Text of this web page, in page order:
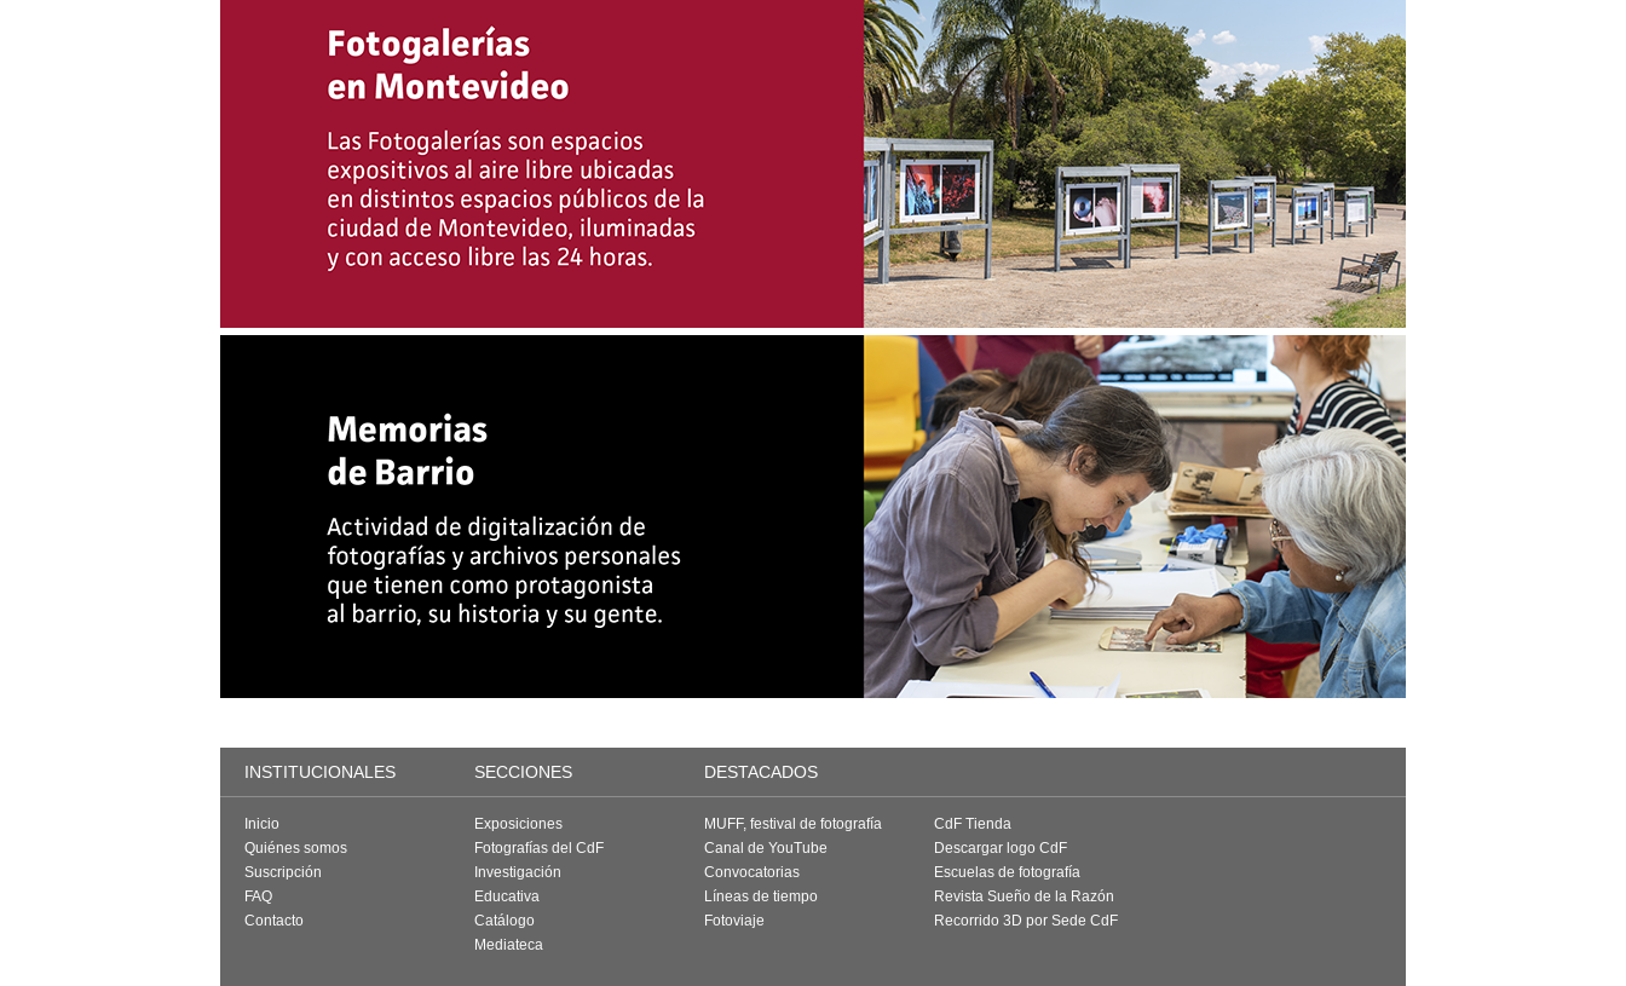
INSTITUCIONALES SECCIONES DESTACADOS
Inicio
Quiénes somos
Suscripción
FAQ
Contacto
Exposiciones
Fotografías del CdF
Investigación
Educativa
Catálogo
Mediateca
MUFF, festival de fotografía
Canal de YouTube
Convocatorias
Líneas de tiempo
Fotoviaje
CdF Tienda
Descargar logo CdF
Escuelas de fotografía
Revista Sueño de la Razón
Recorrido 3D por Sede CdF